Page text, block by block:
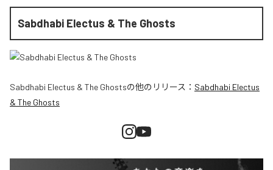
Sabdhabi Electus & The Ghosts
Sabdhabi Electus & The Ghostsの他のリリース： Sabdhabi Electus
& The Ghosts